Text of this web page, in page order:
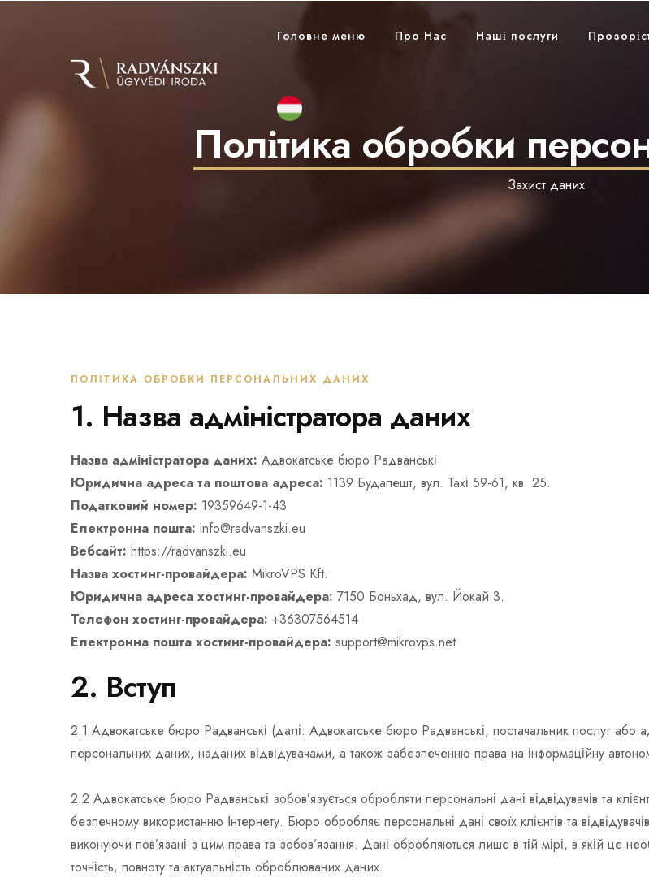
Головне меню Про Нас Наші послуги
Політика обробки
Захист даних
ПОЛІТИКА ОБРОБКИ ПЕРСОНАЛЬНИХ ДАНИХ
1. Назва адміністратора даних
Назва адміністратора даних: Адвокатське бюро Радванські
Юридична адреса та поштова адреса: 1139 Будапешт, вул. Тахі 59-61, кв. 25.
Податковий номер: 19359649-1-43
Електронна пошта: info@radvanszki.eu
Вебсайт: https://radvanszki.eu
Назва хостинг-провайдера: MikroVPS Kft.
Юридична адреса хостинг-провайдера: 7150 Боньхад, вул. Йокай 3.
Телефон хостинг-провайдера: +36307564514
Електронна пошта хостинг-провайдера: support@mikrovps.net
2. Вступ
2.1 Адвокатське бюро Радванські (далі: Адвокатське бюро Радванські, постачальник послуг або
персональних даних, наданих відвідувачами, а також забезпеченню права на інформаційну
2.2 Адвокатське бюро Радванські зобов’язується обробляти персональні дані відвідувачів та
безпечному використанню Інтернету. Бюро обробляє персональні дані своїх клієнтів та
виконуючи пов’язані з цим права та зобов’язання. Дані обробляються лише в тій мірі, в якій це
точність, повноту та актуальність оброблюваних даних.